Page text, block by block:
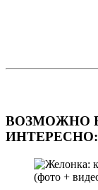
ВОЗМОЖНО
ИНТЕРЕСНО: